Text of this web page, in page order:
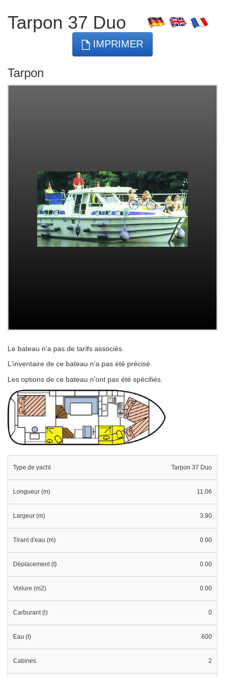
Tarpon 37 Duo
IMPRIMER
Tarpon
Le bateau n'a pas de tarifs associés.
L'inventaire de ce bateau n'a pas été précisé.
Les options de ce bateau n'ont pas été spécifiés.
Type de yacht Tarpon 37 Duo
Longueur (m) 11.06
Largeur (m) 3.90
Tirant d'eau (m) 0.00
Déplacement (t) 0.00
Voilure (m2) 0.00
Carburant (l) 0
Eau (l) 600
Cabines 2